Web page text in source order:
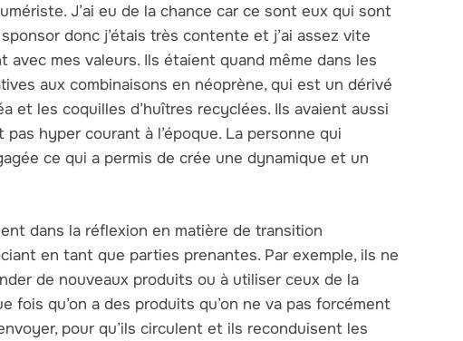
J’ai eu de la chance car ce sont eux qui sont
donc j’étais très contente et j’ai assez vite
mes valeurs. Ils étaient quand même dans les
aux combinaisons en néoprène, qui est un dérivé
et les coquilles d’huîtres recyclées. Ils avaient aussi
pas hyper courant à l’époque. La personne qui
ce qui a permis de crée une dynamique et un
dans la réflexion en matière de transition
en tant que parties prenantes. Par exemple, ils ne
de nouveaux produits ou à utiliser ceux de la
fois qu’on a des produits qu’on ne va pas forcément
pour qu’ils circulent et ils reconduisent les